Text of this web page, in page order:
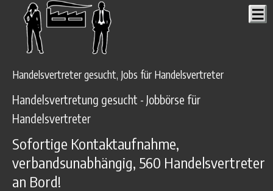
Handelsvertreter gesucht, Jobs für Handelsvertreter
Handelsvertretung gesucht - Jobbörse für
Handelsvertreter
Sofortige Kontaktaufnahme,
verbandsunabhängig, 560 Handelsvertreter
an Bord!